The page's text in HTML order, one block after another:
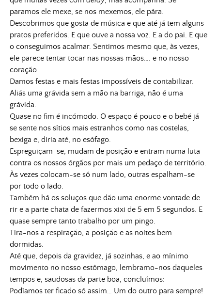
paramos ele mexe, se nos mexemos, ele pára.
Descobrimos que gosta de música e que até já tem alguns
pratos preferidos. E que ouve a nossa voz. E a do pai. E que
o conseguimos acalmar. Sentimos mesmo que, às vezes,
ele parece tentar tocar nas nossas mãos…. e no nosso
coração.
Damos festas e mais festas impossíveis de contabilizar.
Aliás uma grávida sem a mão na barriga, não é uma
grávida.
Quase no fim é incómodo. O espaço é pouco e o bebé já
se sente nos sítios mais estranhos como nas costelas,
bexiga e, diria até, no esófago.
Espreguiçam-se, mudam de posição e entram numa luta
contra os nossos órgãos por mais um pedaço de território.
Às vezes colocam-se só num lado, outras espalham-se
por todo o lado.
Também há os soluços que dão uma enorme vontade de
rir e a parte chata de fazermos xixi de 5 em 5 segundos. E
quase sempre tanto trabalho por um pingo.
Tira-nos a respiração, a posição e as noites bem
dormidas.
Até que, depois da gravidez, já sozinhas, e ao mínimo
movimento no nosso estômago, lembramo-nos daqueles
tempos e, saudosas da parte boa, concluímos:
Podíamos ter ficado só assim… Um do outro para sempre!